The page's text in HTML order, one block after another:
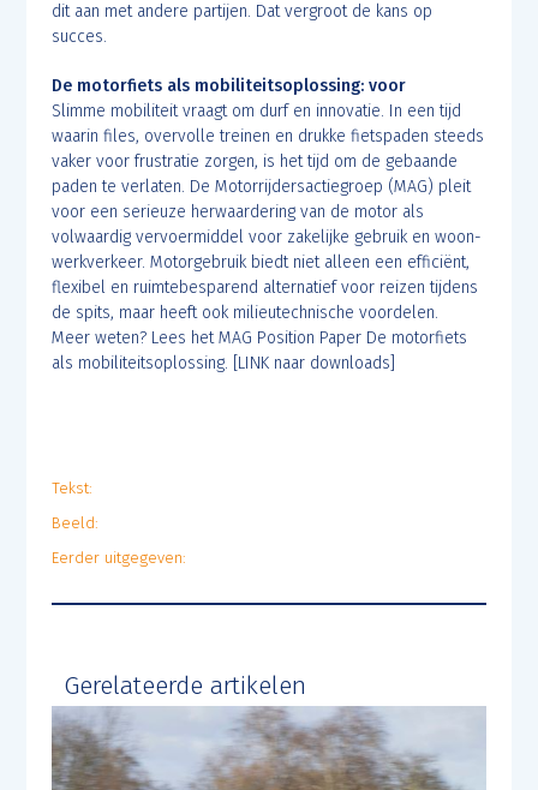
dit aan met andere partijen. Dat vergroot de kans op
succes.
De motorfiets als mobiliteitsoplossing: voor
Slimme mobiliteit vraagt om durf en innovatie. In een tijd
waarin files, overvolle treinen en drukke fietspaden steeds
vaker voor frustratie zorgen, is het tijd om de gebaande
paden te verlaten. De Motorrijdersactiegroep (MAG) pleit
voor een serieuze herwaardering van de motor als
volwaardig vervoermiddel voor zakelijke gebruik en woon-
werkverkeer. Motorgebruik biedt niet alleen een efficiënt,
flexibel en ruimtebesparend alternatief voor reizen tijdens
de spits, maar heeft ook milieutechnische voordelen.
Meer weten? Lees het MAG Position Paper De motorfiets
als mobiliteitsoplossing. [LINK naar downloads]
Tekst:
Beeld:
Eerder uitgegeven:
Gerelateerde artikelen